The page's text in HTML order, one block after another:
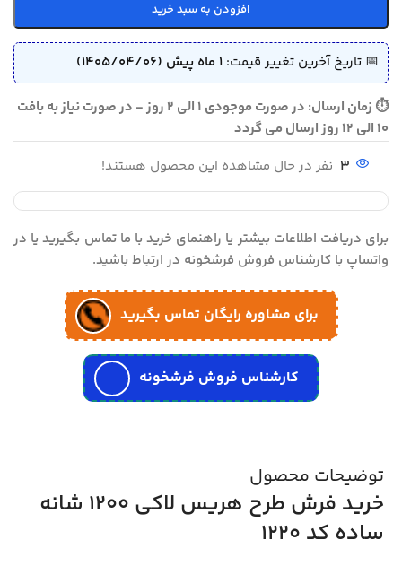
افزودن به سبد خرید
📅 تاریخ آخرین تغییر قیمت: 1 ماه پیش (1405/04/06)
⏱ زمان ارسال: در صورت موجودی 1 الی 2 روز - در صورت نیاز به بافت
10 الی 12 روز ارسال می گردد
3 نفر در حال مشاهده این محصول هستند!
برای دریافت اطلاعات بیشتر یا راهنمای خرید با ما تماس بگیرید یا در
واتساپ با کارشناس فروش فرشخونه در ارتباط باشید.
برای مشاوره رایگان تماس بگیرید
کارشناس فروش فرشخونه
توضیحات محصول
خرید فرش طرح هریس لاکی 1200 شانه
ساده کد 1220